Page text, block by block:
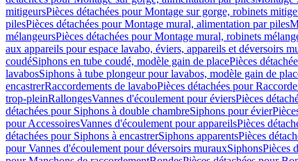
mitigeursPièces détachées pour Montage sur gorge, robinets
pilesPièces détachées pour Montage mural, alimentation par piles
mélangeursPièces détachées pour Montage mural, robinets
aux appareils pour espace lavabo, éviers, appareils et déversoirs
coudéSiphons en tube coudé, modèle gain de placePièces
lavabosSiphons à tube plongeur pour lavabos, modèle gain de
encastrerRaccordements de lavaboPièces détachées pour
trop-pleinRallongesVannes d'écoulement pour éviersPièces
détachées pour Siphons à double chambreSiphons pour évier
pour AccessoiresVannes d'écoulement pour appareilsPièces
détachées pour Siphons à encastrerSiphons apparentsPièces
pour Vannes d'écoulement pour déversoirs murauxSiphonsPièces